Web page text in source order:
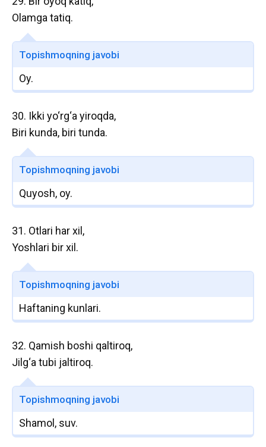
Olamga tatiq.
Topishmoqning javobi
Oy.
30. Ikki yo‘rg‘a yiroqda,
Biri kunda, biri tunda.
Topishmoqning javobi
Quyosh, oy.
31. Otlari har xil,
Yoshlari bir xil.
Topishmoqning javobi
Haftaning kunlari.
32. Qamish boshi qaltiroq,
Jilg‘a tubi jaltiroq.
Topishmoqning javobi
Shamol, suv.